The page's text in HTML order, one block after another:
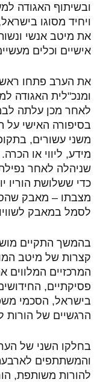
ובשיתוף האגודה
ויחיד מסוגו
את מיטב אנשי
אישיים וכלים
את הערב פתחו ראש
ומנכ"לית האגודה
לאחר מכן עלתה
בסיפורה האישי על
משני עשורים,
מידע, ליווי או
שניהלה לאחר
כדי ששלושת הוריו
מצבתו – מאבק
לסמל במאבק
בהמשך התקיים
קצרות של מיטב
המרכזיים המלווים
פסיקתיים,
בישראל, הסכמי
הרגשיים של הורות
בחלקו השני של
והמשתתפים
להורות משותפת,